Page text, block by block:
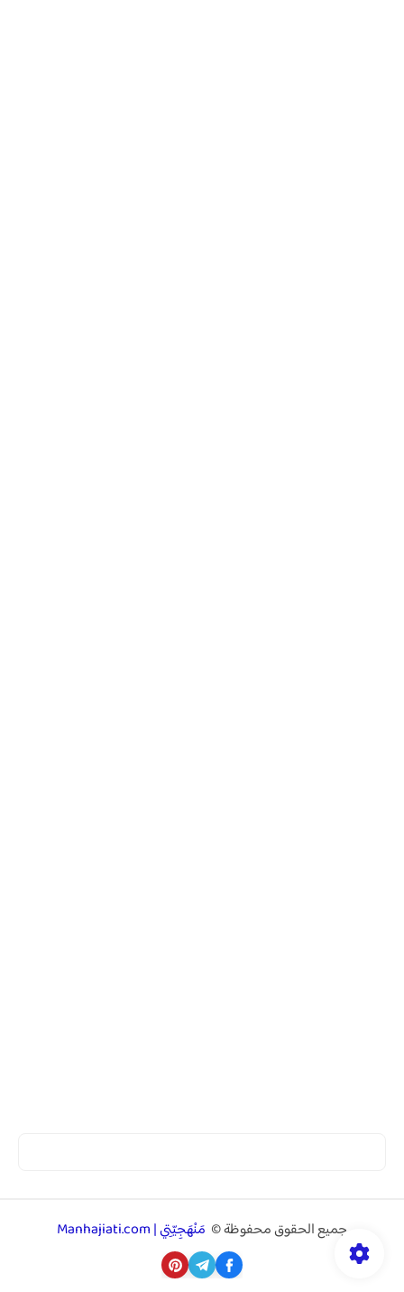
جميع الحقوق محفوظة © مَنْهَجِيّتِي | Manhajiati.com